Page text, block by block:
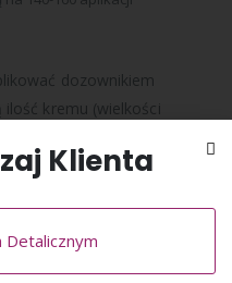
dozownikiem
ilość kremu (wielkości
C12‐13 Alkyl Lactate, C12‐
Persea Gratissima Oil,
Klienta
Detalicznym